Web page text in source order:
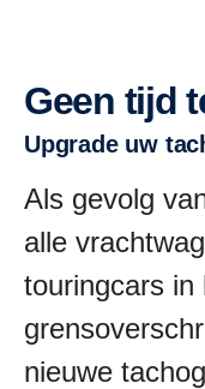
Geen tijd
Upgrade uw
Als gevolg
alle
touringcars in
nieuwe